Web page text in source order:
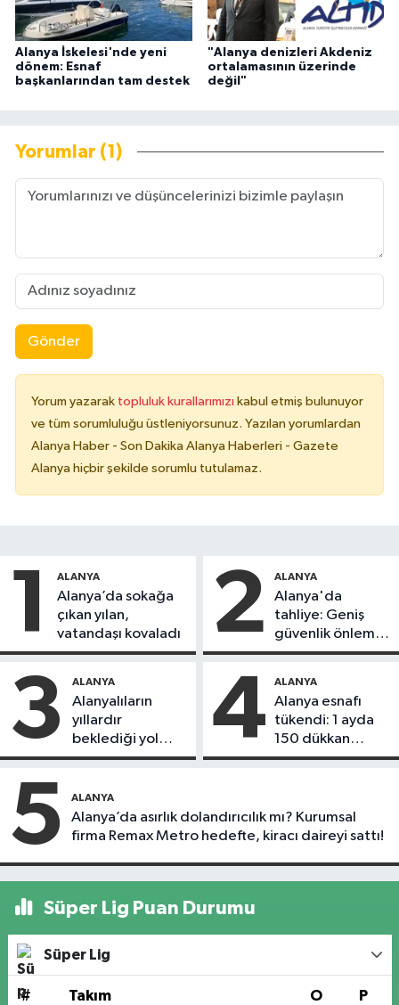
Alanya İskelesi'nde yeni
dönem: Esnaf
başkanlarından tam destek
"Alanya denizleri Akdeniz
ortalamasının üzerinde
değil"
Yorumlar (1)
Gönder
Yorum yazarak topluluk kurallarımızı kabul etmiş bulunuyor
ve tüm sorumluluğu üstleniyorsunuz. Yazılan yorumlardan
Alanya Haber - Son Dakika Alanya Haberleri - Gazete
Alanya hiçbir şekilde sorumlu tutulamaz.
1 ALANYA
Alanya’da sokağa
çıkan yılan,
vatandaşı kovaladı
2 ALANYA
Alanya'da
tahliye: Geniş
güvenlik önlemi
alındı
3 ALANYA
Alanyalıların
yıllardır
beklediği yol
askıdan döndü
4 ALANYA
Alanya esnafı
tükendi: 1 ayda
150 dükkan
kapandı
5 ALANYA
Alanya’da asırlık dolandırıcılık mı? Kurumsal
firma Remax Metro hedefte, kiracı daireyi sattı!
Süper Lig Puan Durumu
Süper Lig
# Takım O P